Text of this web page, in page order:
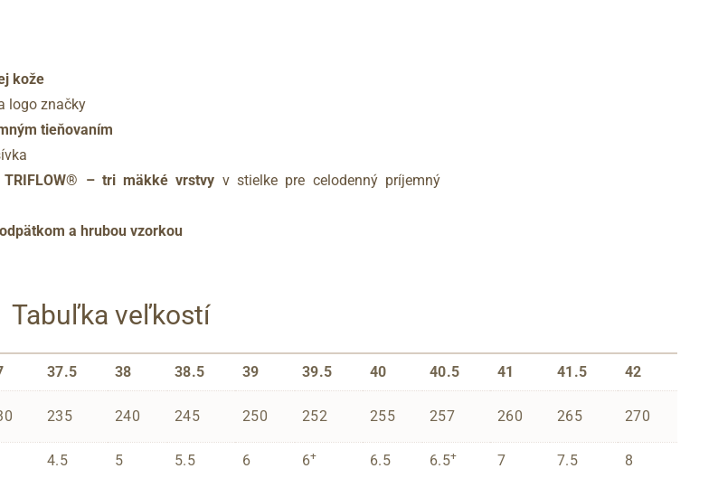
kože
logo značky
tieňovaním
TRIFLOW® – tri mäkké vrstvy v stielke pre celodenný príjemný
a hrubou vzorkou
Tabuľka veľkostí
37.5 38 38.5 39 39.5 40 40.5 41 41.5 42
235 240 245 250 252 255 257 260 265 270
4.5 5 5.5 6 6+ 6.5 6.5+ 7 7.5 8